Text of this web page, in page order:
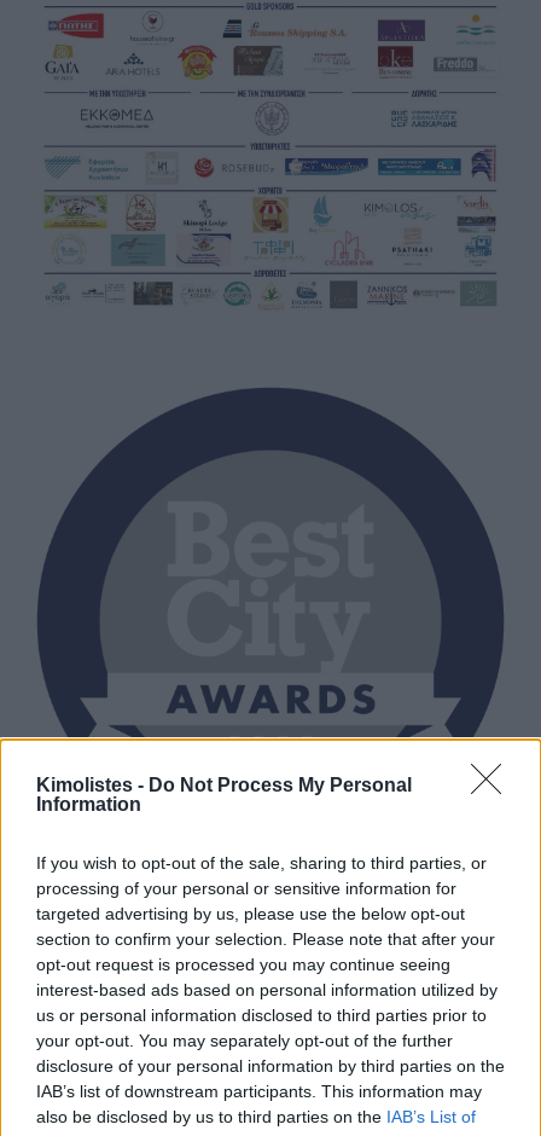
Kimolistes - Do Not Process My Personal
Information
If you wish to opt-out of the sale, sharing to third parties, or
processing of your personal or sensitive information for
targeted advertising by us, please use the below opt-out
section to confirm your selection. Please note that after your
opt-out request is processed you may continue seeing
interest-based ads based on personal information utilized by
us or personal information disclosed to third parties prior to
your opt-out. You may separately opt-out of the further
disclosure of your personal information by third parties on the
IAB’s list of downstream participants. This information may
also be disclosed by us to third parties on the IAB’s List of